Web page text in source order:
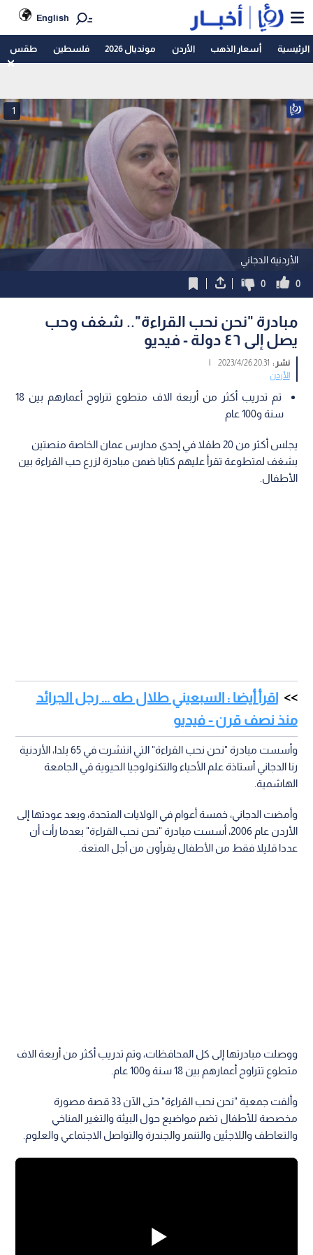
English
الرئيسية أسعار الذهب الأردن مونديال 2026 فلسطين طقس
الأردنية الدجاني
1
0
0
مبادرة "نحن نحب القراءة".. شغف وحب
يصل إلى ٤٦ دولة - فيديو
نشر : 20:31 2023/4/26
|
الأردن
تم تدريب أكثر من أربعة الاف متطوع تتراوح أعمارهم بين 18
سنة و100 عام
يجلس أكثر من 20 طفلا في إحدى مدارس عمان الخاصة منصتين
بشغف لمتطوعة تقرأ عليهم كتابا ضمن مبادرة لزرع حب القراءة بين
الأطفال.
اقرأ أيضا : السبعيني طلال طه ... رجل الجرائد
منذ نصف قرن - فيديو
وأسست مبادرة "نحن نحب القراءة" التي انتشرت في 65 بلدا، الأردنية
رنا الدجاني أستاذة علم الأحياء والتكنولوجيا الحيوية في الجامعة
الهاشمية.
وأمضت الدجاني، خمسة أعوام في الولايات المتحدة، وبعد عودتها إلى
الأردن عام 2006، أسست مبادرة "نحن نحب القراءة" بعدما رأت أن
عددا قليلا فقط من الأطفال يقرأون من أجل المتعة.
ووصلت مبادرتها إلى كل المحافظات، وتم تدريب أكثر من أربعة الاف
متطوع تتراوح أعمارهم بين 18 سنة و100 عام.
وألفت جمعية "نحن نحب القراءة" حتى الآن 33 قصة مصورة
مخصصة للأطفال تضم مواضيع حول البيئة والتغير المناخي
والتعاطف واللاجئين والتنمر والجندرة والتواصل الاجتماعي والعلوم.